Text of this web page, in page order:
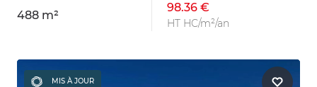
488 m²
98.36 €
HT HC/m²/an
MIS À JOUR